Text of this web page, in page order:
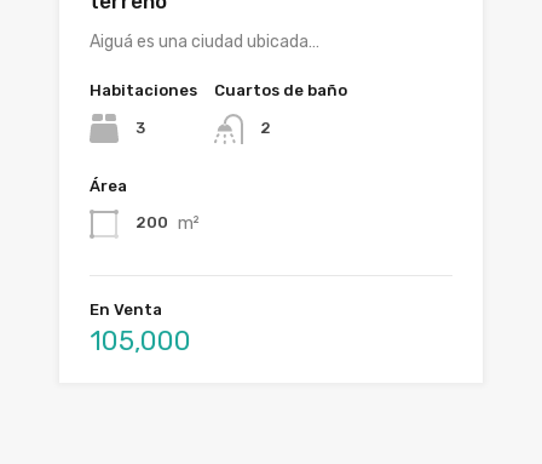
Aiguá es una ciudad ubicada…
Habitaciones
3
Cuartos de baño
2
Área
200 m²
En Venta
105,000